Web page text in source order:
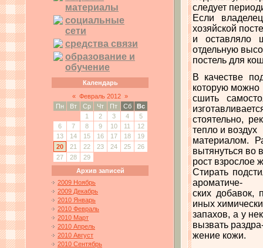
материалы
социальные
сети
средства связи
образование и
обучение
Календарь
« Февраль 2012 »
Пн
Вт Ср Чт Пт Сб
Вс
1
2 3 4
5
6
7 8 9 10 11
12
13
14 15 16 17 18
19
20
21 22 23 24 25
26
27
28
29
Архив записей
2009 Ноябрь
2009 Декабрь
2010 Январь
2010 Февраль
2010 Март
2010 Апрель
2010 Август
2010 Сентябрь
следует
Если
хозяйской
и оставляло
отдельную
постель для
В качестве
которую можно
сшить
стоятельно,
тепло и воздух
материалом.
вытянуться во
рост взрослое
Стирать
ароматиче-
ских добавок,
иных
запахов, а у
вызвать
жение кожи.